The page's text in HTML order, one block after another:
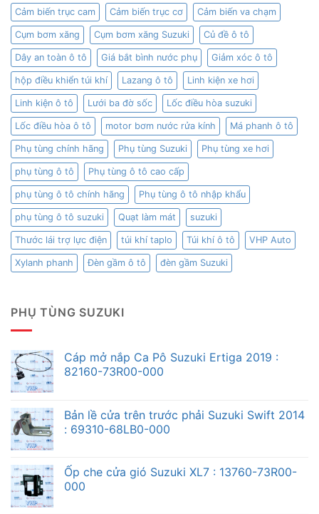
Cảm biến trục cam Cảm biến trục cơ Cảm biến va chạm
Cụm bơm xăng Cụm bơm xăng Suzuki Củ đề ô tô
Dây an toàn ô tô Giá bắt bình nước phụ Giảm xóc ô tô
hộp điều khiển túi khí Lazang ô tô Linh kiện xe hơi
Linh kiện ô tô Lưới ba đờ sốc Lốc điều hòa suzuki
Lốc điều hòa ô tô motor bơm nước rửa kính Má phanh ô tô
Phụ tùng chính hãng Phụ tùng Suzuki Phụ tùng xe hơi
phụ tùng ô tô Phụ tùng ô tô cao cấp
phụ tùng ô tô chính hãng Phụ tùng ô tô nhập khẩu
phụ tùng ô tô suzuki Quạt làm mát suzuki
Thước lái trợ lực điện túi khí taplo Túi khí ô tô VHP Auto
Xylanh phanh Đèn gầm ô tô đèn gầm Suzuki
PHỤ TÙNG SUZUKI
Cáp mở nắp Ca Pô Suzuki Ertiga 2019 :
82160-73R00-000
Bản lề cửa trên trước phải Suzuki Swift 2014
: 69310-68LB0-000
Ốp che cửa gió Suzuki XL7 : 13760-73R00-
000